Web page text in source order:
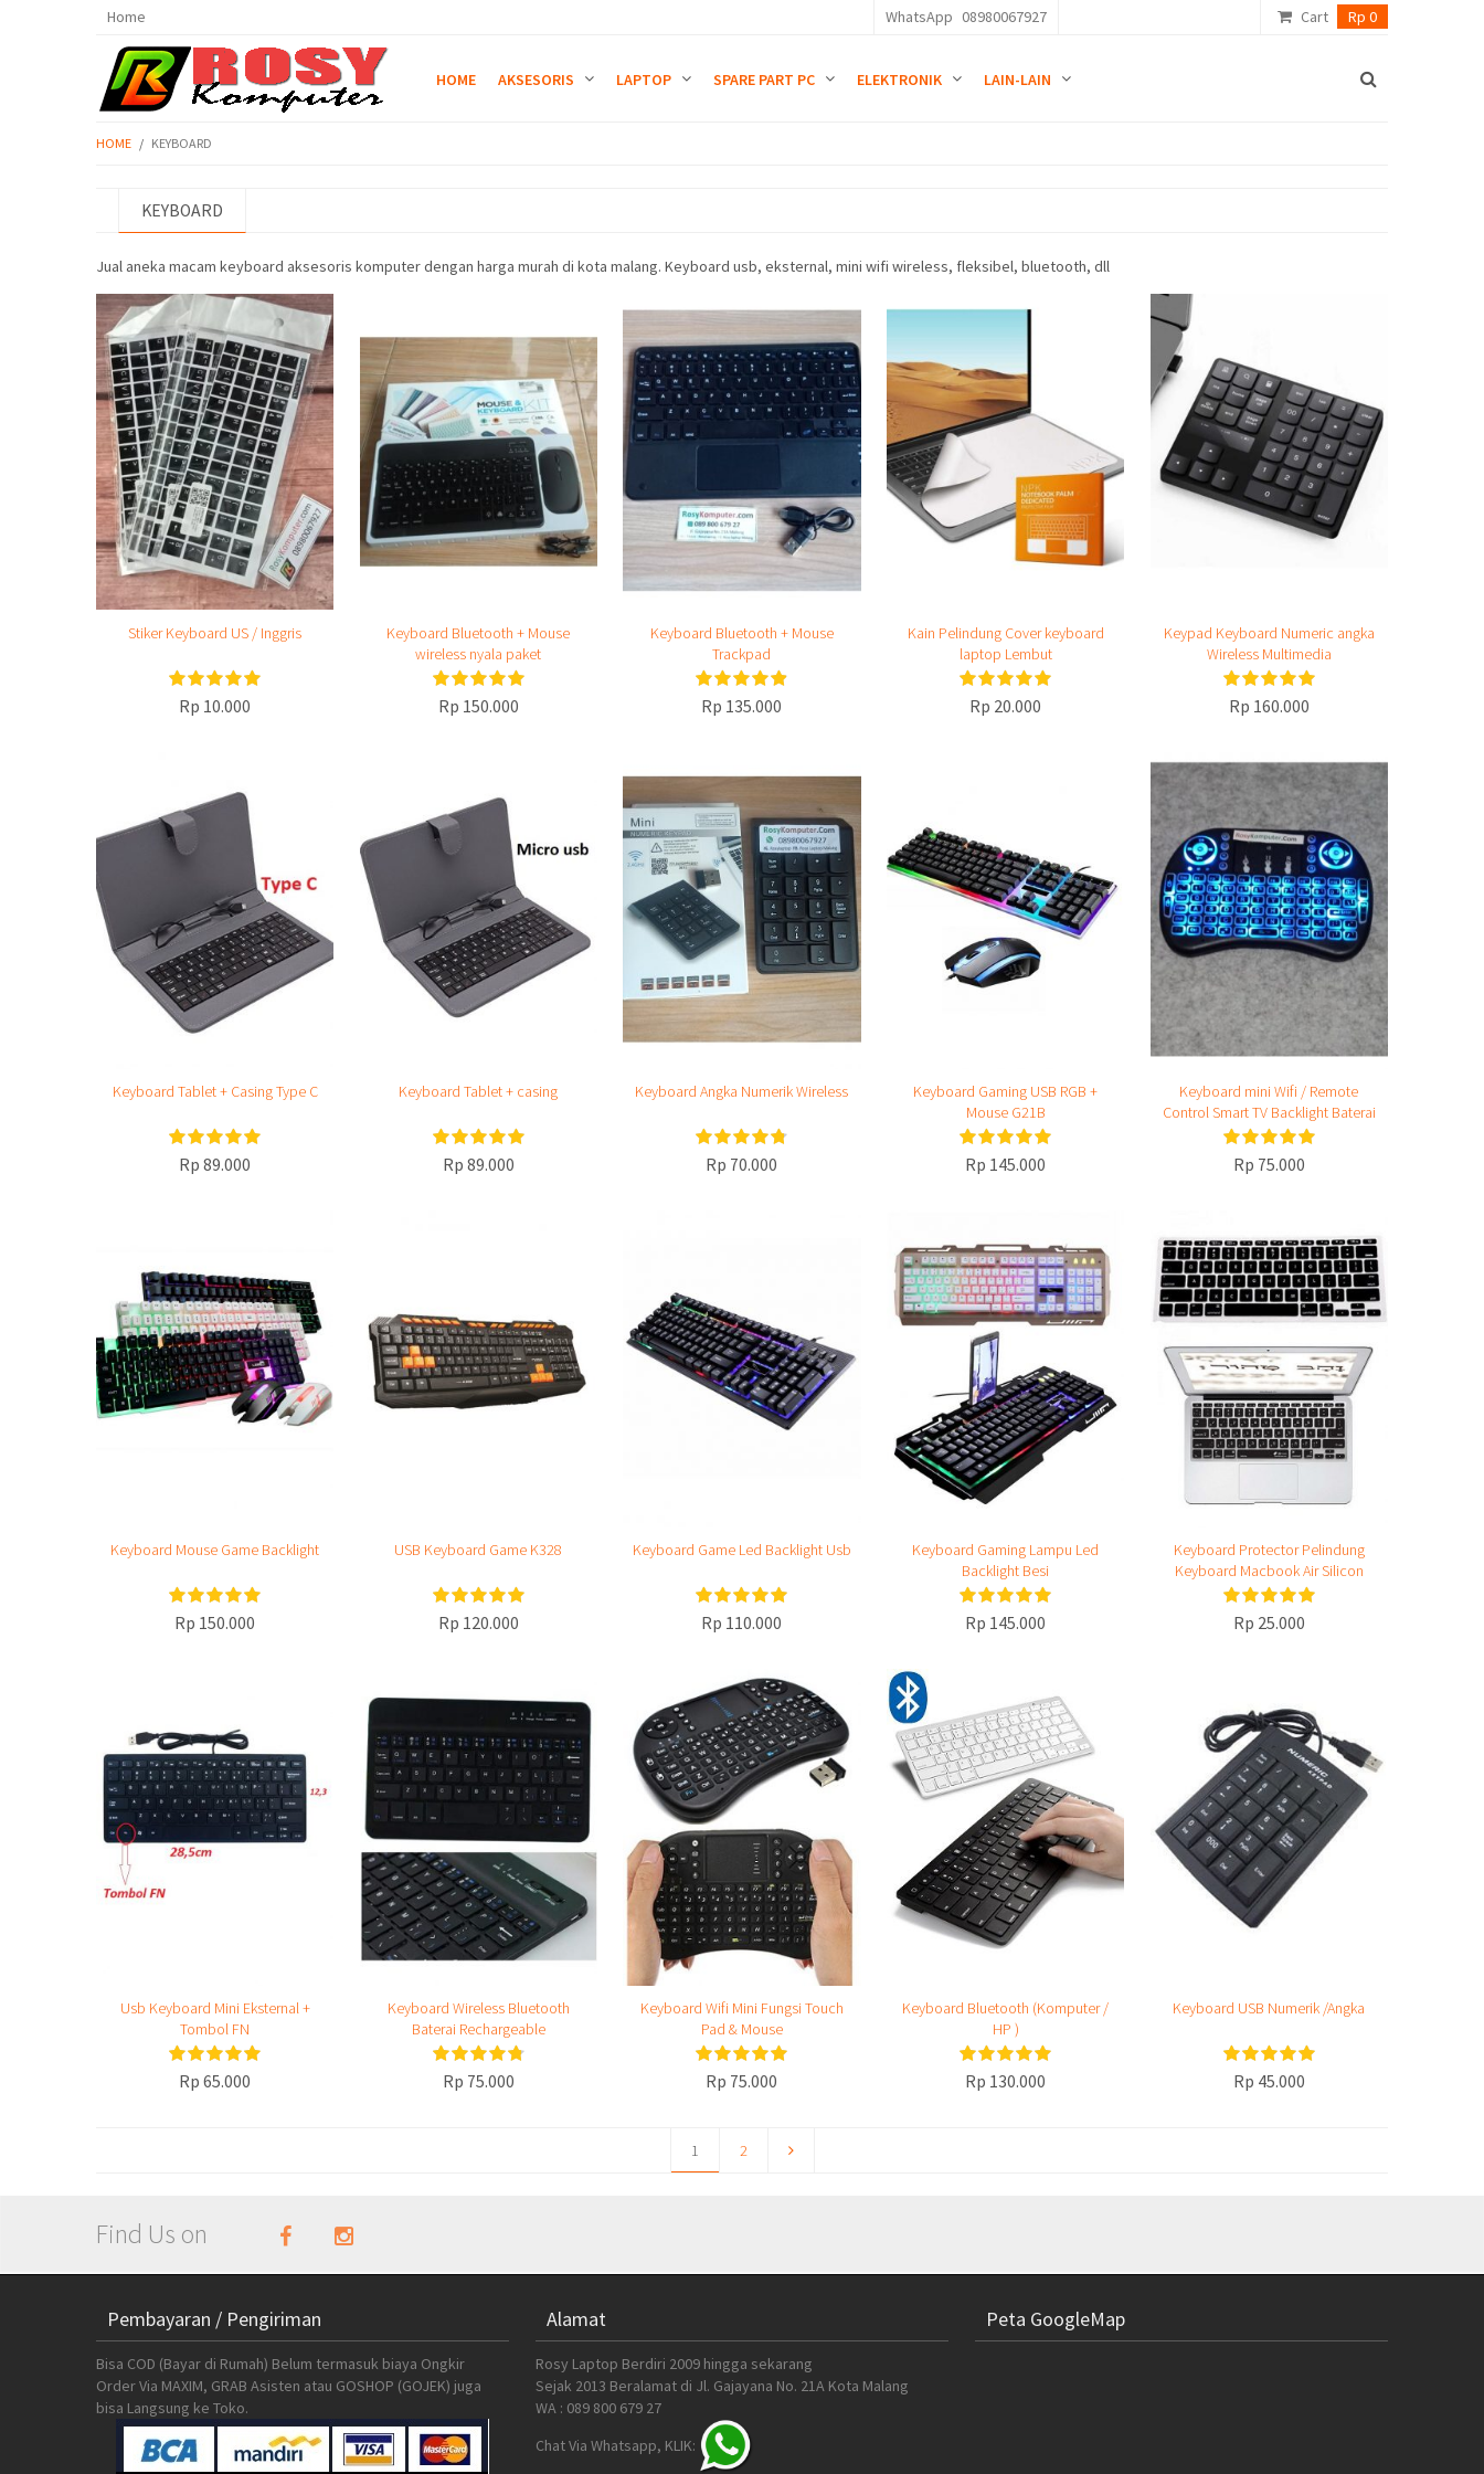
Home WhatsApp 08980067927 Cart Rp 0
HOME AKSESORIS LAPTOP SPARE PART PC ELEKTRONIK LAIN-LAIN
HOME / KEYBOARD
KEYBOARD
Jual aneka macam keyboard aksesoris komputer dengan harga murah di kota malang. Keyboard usb, eksternal, mini wifi wireless, fleksibel, bluetooth, dll
Stiker Keyboard US / Inggris
Rp 10.000
Keyboard Bluetooth + Mouse
wireless nyala paket
Rp 150.000
Keyboard Bluetooth + Mouse
Trackpad
Rp 135.000
Kain Pelindung Cover keyboard
laptop Lembut
Rp 20.000
Keypad Keyboard Numeric angka
Wireless Multimedia
Rp 160.000
Keyboard Tablet + Casing Type C
Rp 89.000
Keyboard Tablet + casing
Rp 89.000
Keyboard Angka Numerik Wireless
Rp 70.000
Keyboard Gaming USB RGB +
Mouse G21B
Rp 145.000
Keyboard mini Wifi / Remote
Control Smart TV Backlight Baterai
Cas
Rp 75.000
Keyboard Mouse Game Backlight
Rp 150.000
USB Keyboard Game K328
Rp 120.000
Keyboard Game Led Backlight Usb
Rp 110.000
Keyboard Gaming Lampu Led
Backlight Besi
Rp 145.000
Keyboard Protector Pelindung
Keyboard Macbook Air Silicon
Rp 25.000
Usb Keyboard Mini Eksternal +
Tombol FN
Rp 65.000
Keyboard Wireless Bluetooth
Baterai Rechargeable
Rp 75.000
Keyboard Wifi Mini Fungsi Touch
Pad & Mouse
Rp 75.000
Keyboard Bluetooth (Komputer /
HP )
Rp 130.000
Keyboard USB Numerik /Angka
Rp 45.000
1 2
Find Us on
Pembayaran / Pengiriman
Bisa COD (Bayar di Rumah) Belum termasuk biaya Ongkir
Order Via MAXIM, GRAB Asisten atau GOSHOP (GOJEK) juga
bisa Langsung ke Toko.
Alamat
Rosy Laptop Berdiri 2009 hingga sekarang
Sejak 2013 Beralamat di Jl. Gajayana No. 21A Kota Malang
WA : 089 800 679 27
Chat Via Whatsapp, KLIK:
Peta GoogleMap